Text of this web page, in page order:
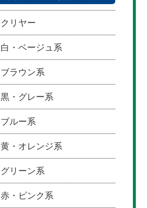
クリヤー
白・ベージュ系
ブラウン系
黒・グレー系
ブルー系
黄・オレンジ系
グリーン系
赤・ピンク系